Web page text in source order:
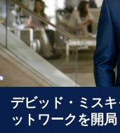
デビッド・ミス
ットワークを開局